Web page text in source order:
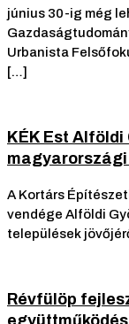
június 30-ig még
Urbanista
[…]
KÉK Est Alföldi
A Kortárs
vendége Alföldi
települések
Révfülöp